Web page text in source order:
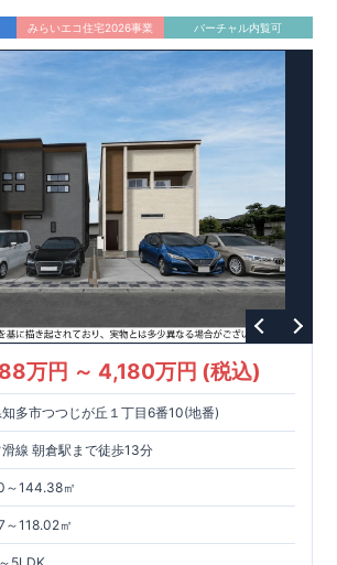
し、勝手口を設置！便利で【ゆとりのある
けば【23.25
】に変身
カウンターと室内干し】を設置
いたり、カフェテーブルを置いたりできる
ス
せる【インナーバルコニー】
ウ ォー クイン クローゼット】を設置
用品が片付けられる【便利な可動棚
せた【
3-4LDK可変間取り
ュニケーションが豊かになる【リビングイン
いても濡れない【
玄関先スペース】
へのこだわり ■『長期優良住宅』取得!
!) ・国が定めた 7つの技術基準をクリアしてい
ン減税、固定資産税などの税制優遇を受けら
取得!( ←詳しくはクリック!) ・『設計』住
計段階で、国が認めた第三者機関が評価し
建設』住宅性能評価‥‥評価を受けた図面通り
、建設までに計
上だけでなく、「現場の施工状況」を検査し
しております。
・誰が何をやったかが明確だからこそ、お客
やすい特設サイトはこちら
bukken/83875030/
みらいエコ住宅2026事業 バーチャル内覧可
万円 ～ 4,180万円 (税込)
多市つつじが丘１丁目6番10(地番)
線 朝倉駅まで徒歩13分
～144.38㎡
～118.02㎡